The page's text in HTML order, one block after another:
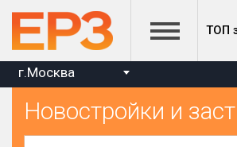
ТОП
г.Москва
Новостройки и